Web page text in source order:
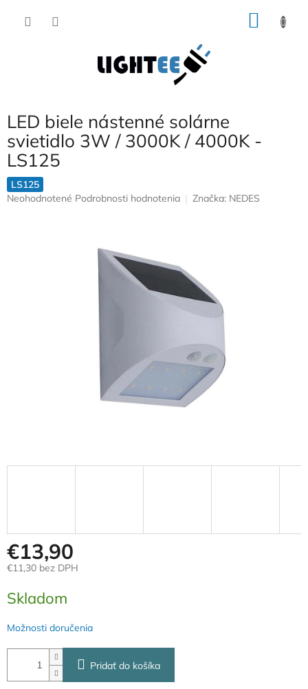
LED biele nástenné solárne
svietidlo 3W / 3000K / 4000K -
LS125
LS125
Priemerné
Neohodnotené Podrobnosti hodnotenia Značka: NEDES
€13,90
€11,30 bez DPH
cena:
Skladom
Možnosti doručenia
Pridať do košíka